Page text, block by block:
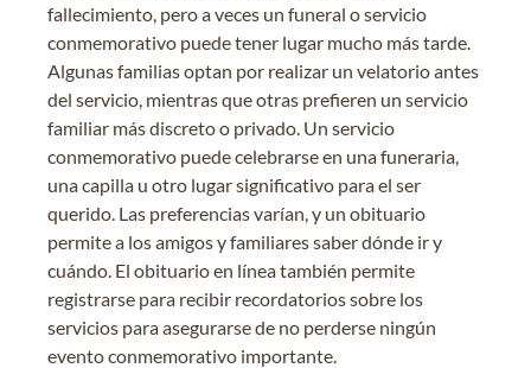
fallecimiento, pero a veces un funeral o servicio
conmemorativo puede tener lugar mucho más tarde.
Algunas familias optan por realizar un velatorio antes
del servicio, mientras que otras prefieren un servicio
familiar más discreto o privado. Un servicio
conmemorativo puede celebrarse en una funeraria,
una capilla u otro lugar significativo para el ser
querido. Las preferencias varían, y un obituario
permite a los amigos y familiares saber dónde ir y
cuándo. El obituario en línea también permite
registrarse para recibir recordatorios sobre los
servicios para asegurarse de no perderse ningún
evento conmemorativo importante.